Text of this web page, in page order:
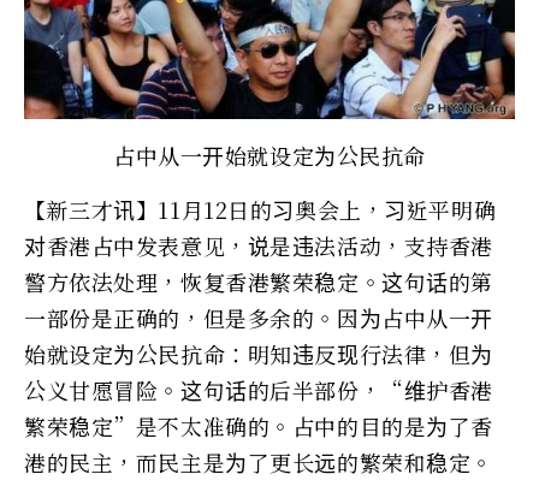
占中从一开始就设定为公民抗命
【新三才讯】11月12日的习奥会上，习近平明确
对香港占中发表意见，说是违法活动，支持香港
警方依法处理，恢复香港繁荣稳定。这句话的第
一部份是正确的，但是多余的。因为占中从一开
始就设定为公民抗命：明知违反现行法律，但为
公义甘愿冒险。这句话的后半部份，“维护香港
繁荣稳定”是不太准确的。占中的目的是为了香
港的民主，而民主是为了更长远的繁荣和稳定。